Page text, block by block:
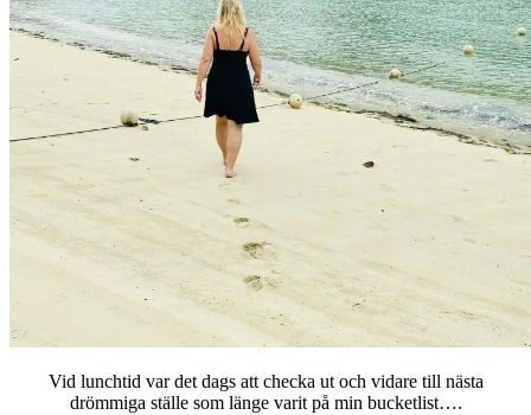
Vid lunchtid var det dags att checka ut och vidare till nästa
drömmiga ställe som länge varit på min bucketlist….